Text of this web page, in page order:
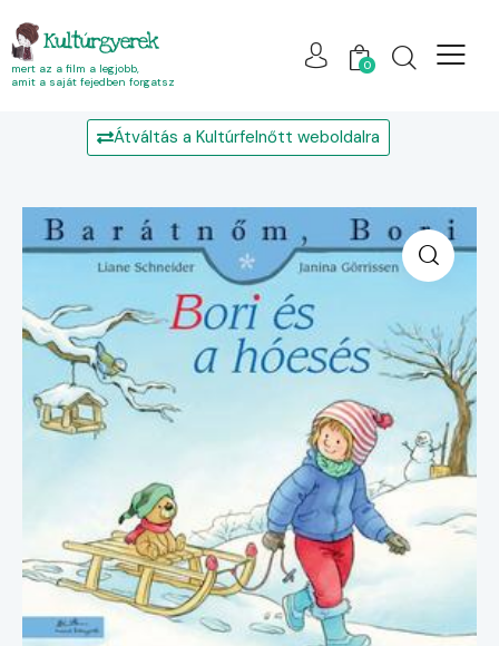
Kultúrgyerek
mert az a film a legjobb,
amit a saját fejedben forgatsz
0
Átváltás a Kultúrfelnőtt weboldalra